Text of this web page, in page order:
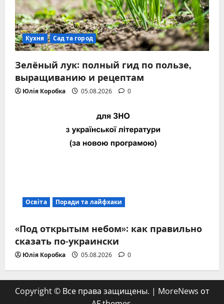
Кухня Сад та город
Зелёный лук: полный гид по пользе,
выращиванию и рецептам
Юлія Коробка 05.08.2026 0
Освіта Поради та лайфхаки
«Под открытым небом»: как правильно
сказать по-украински
Юлія Коробка 05.08.2026 0
Copyright © Все права защищены. | MoreNews от